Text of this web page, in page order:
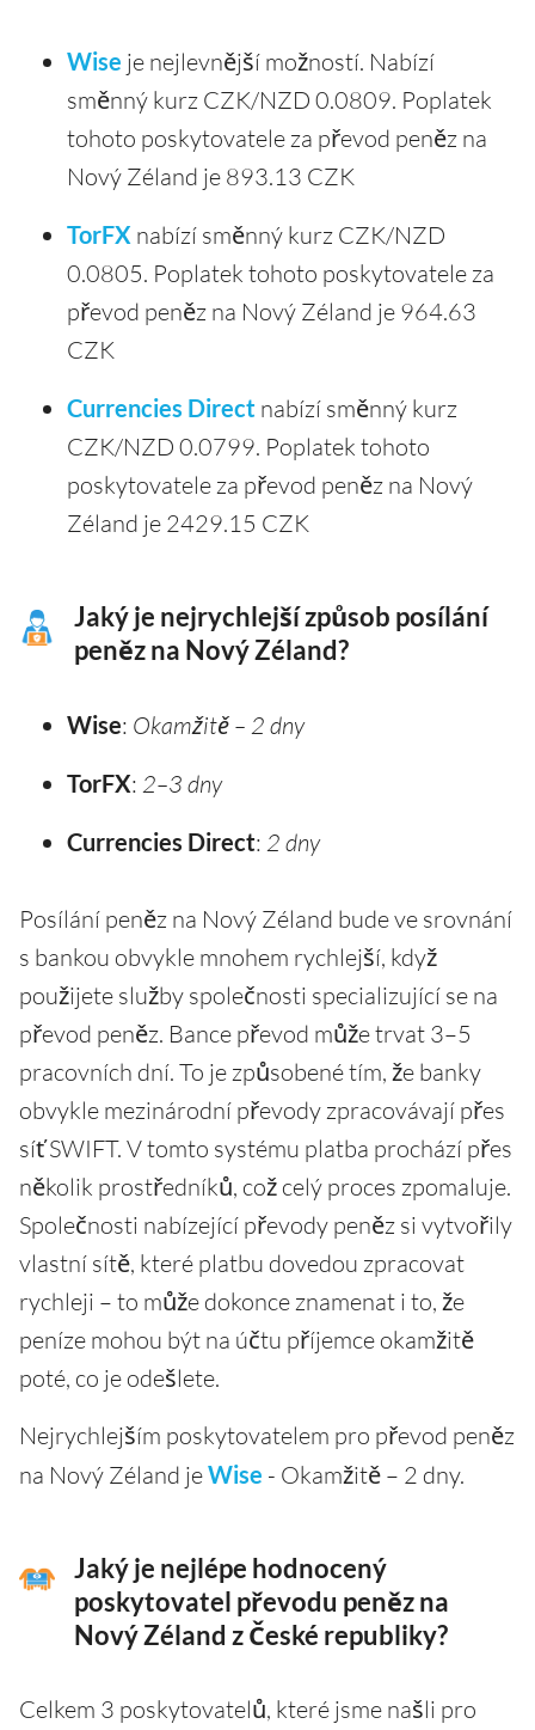
Wise je nejlevnější možností. Nabízí
směnný kurz CZK/NZD 0.0809. Poplatek
tohoto poskytovatele za převod peněz na
Nový Zéland je 893.13 CZK
TorFX nabízí směnný kurz CZK/NZD
0.0805. Poplatek tohoto poskytovatele za
převod peněz na Nový Zéland je 964.63
CZK
Currencies Direct nabízí směnný kurz
CZK/NZD 0.0799. Poplatek tohoto
poskytovatele za převod peněz na Nový
Zéland je 2429.15 CZK
Jaký je nejrychlejší způsob posílání
peněz na Nový Zéland?
Wise: Okamžitě – 2 dny
TorFX: 2–3 dny
Currencies Direct: 2 dny
Posílání peněz na Nový Zéland bude ve srovnání
s bankou obvykle mnohem rychlejší, když
použijete služby společnosti specializující se na
převod peněz. Bance převod může trvat 3–5
pracovních dní. To je způsobené tím, že banky
obvykle mezinárodní převody zpracovávají přes
síť SWIFT. V tomto systému platba prochází přes
několik prostředníků, což celý proces zpomaluje.
Společnosti nabízející převody peněz si vytvořily
vlastní sítě, které platbu dovedou zpracovat
rychleji – to může dokonce znamenat i to, že
peníze mohou být na účtu příjemce okamžitě
poté, co je odešlete.
Nejrychlejším poskytovatelem pro převod peněz
na Nový Zéland jeWise - Okamžitě – 2 dny.
Jaký je nejlépe hodnocený
poskytovatel převodu peněz na
Nový Zéland z České republiky?
Celkem 3 poskytovatelů, které jsme našli pro